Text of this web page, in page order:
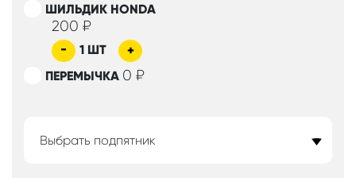
ШИЛЬДИК HONDA
200 ₽
- 1 ШТ
+
ПЕРЕМЫЧКА 0 ₽
Выбрать подпятник